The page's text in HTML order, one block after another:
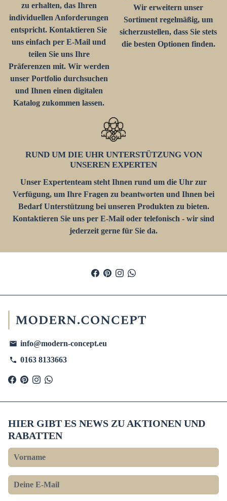
zu erhalten, das Ihren
individuellen Anforderungen
entspricht. Kontaktieren Sie
uns einfach per E-Mail und
teilen Sie uns Ihre
Präferenzen mit. Wir werden
unser Portfolio durchsuchen
und Ihnen einen digitalen
Katalog zukommen lassen.
Wir erweitern unser
Sortiment regelmäßig, um
sicherzustellen, dass Sie stets
die besten Optionen finden.
RUND UM DIE UHR UNTERSTÜTZUNG VON
UNSEREN EXPERTEN
Unser Expertenteam steht Ihnen rund um die Uhr zur
Verfügung, um Ihre Fragen zu beantworten und Ihnen bei
Bedarf Unterstützung bei unseren Produkten zu bieten.
Kontaktieren Sie uns per E-Mail oder telefonisch - wir sind
jederzeit gerne für Sie da.
email info@modern-concept.eu
phone 0163 8133663
HIER GIBT ES NEWS ZU AKTIONEN UND
RABATTEN